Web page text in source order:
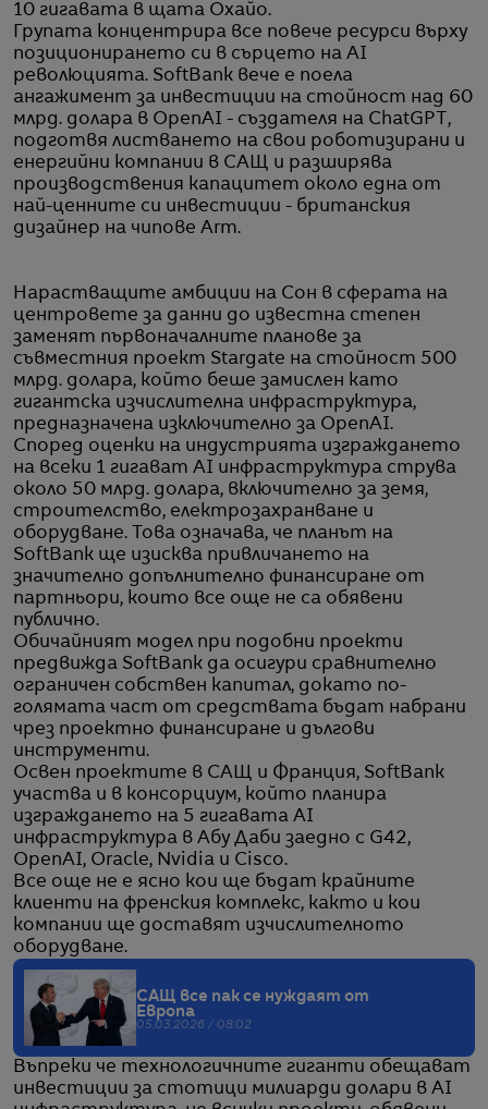
10 гигавата в щата Охайо.
Групата концентрира все повече ресурси върху
позиционирането си в сърцето на AI
революцията. SoftBank вече е поела
ангажимент за инвестиции на стойност над 60
млрд. долара в OpenAI - създателя на ChatGPT,
подготвя листването на свои роботизирани и
енергийни компании в САЩ и разширява
производствения капацитет около една от
най-ценните си инвестиции - британския
дизайнер на чипове Arm.
Нарастващите амбиции на Сон в сферата на
центровете за данни до известна степен
заменят първоначалните планове за
съвместния проект Stargate на стойност 500
млрд. долара, който беше замислен като
гигантска изчислителна инфраструктура,
предназначена изключително за OpenAI.
Според оценки на индустрията изграждането
на всеки 1 гигават AI инфраструктура струва
около 50 млрд. долара, включително за земя,
строителство, електрозахранване и
оборудване. Това означава, че планът на
SoftBank ще изисква привличането на
значително допълнително финансиране от
партньори, които все още не са обявени
публично.
Обичайният модел при подобни проекти
предвижда SoftBank да осигури сравнително
ограничен собствен капитал, докато по-
голямата част от средствата бъдат набрани
чрез проектно финансиране и дългови
инструменти.
Освен проектите в САЩ и Франция, SoftBank
участва и в консорциум, който планира
изграждането на 5 гигавата AI
инфраструктура в Абу Даби заедно с G42,
OpenAI, Oracle, Nvidia и Cisco.
Все още не е ясно кои ще бъдат крайните
клиенти на френския комплекс, както и кои
компании ще доставят изчислителното
оборудване.
САЩ все пак се нуждаят от
Европа
05.03.2026 / 08:02
Въпреки че технологичните гиганти обещават
инвестиции за стотици милиарди долари в AI